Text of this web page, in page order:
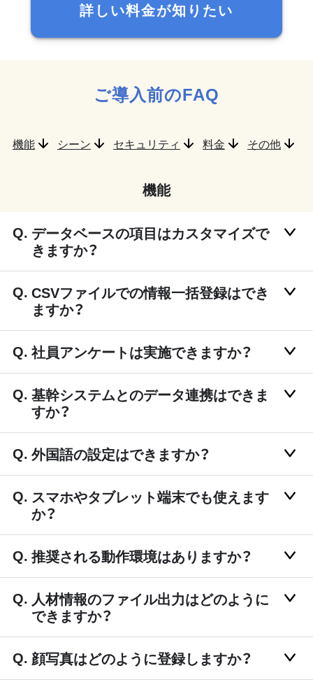
詳しい料金が知りたい
ご導入前のFAQ
機能 シーン セキュリティ 料金 その他
機能
データベースの項目はカスタマイズで
きますか？
CSVファイルでの情報一括登録はでき
ますか？
社員アンケートは実施できますか？
基幹システムとのデータ連携はできま
すか？
外国語の設定はできますか？
スマホやタブレット端末でも使えます
か？
推奨される動作環境はありますか？
人材情報のファイル出力はどのように
できますか？
顔写真はどのように登録しますか？